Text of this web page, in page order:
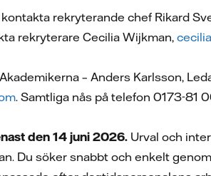
rekryterande chef Rikard
rekryterare Cecilia Wijkman,
Akademikerna – Anders Karlsson,
. Samtliga nås på telefon 0173-81
den 14 juni 2026. Urval och
Du söker snabbt och enkelt